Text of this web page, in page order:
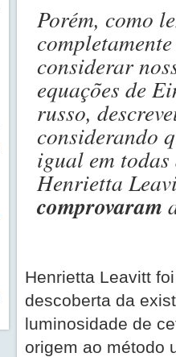
Porém, como
considerar
equações de
russo,
considerando
igual em
Henrietta
comprovaram
Henrietta Leavitt
descoberta da
luminosidade de
origem ao método